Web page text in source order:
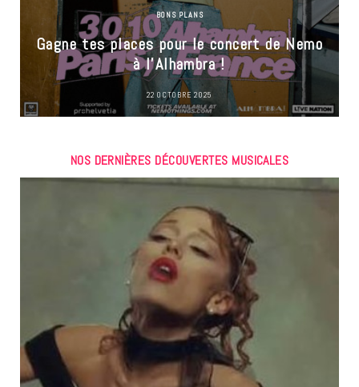
BONS PLANS
Gagne tes places pour le concert de Nemo
à l’Alhambra !
22 OCTOBRE 2025
NOS DERNIÈRES DÉCOUVERTES MUSICALES